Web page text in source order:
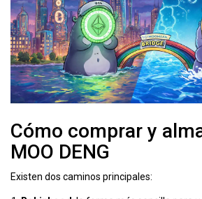
Cómo comprar y
MOO DENG
Existen dos caminos principales: